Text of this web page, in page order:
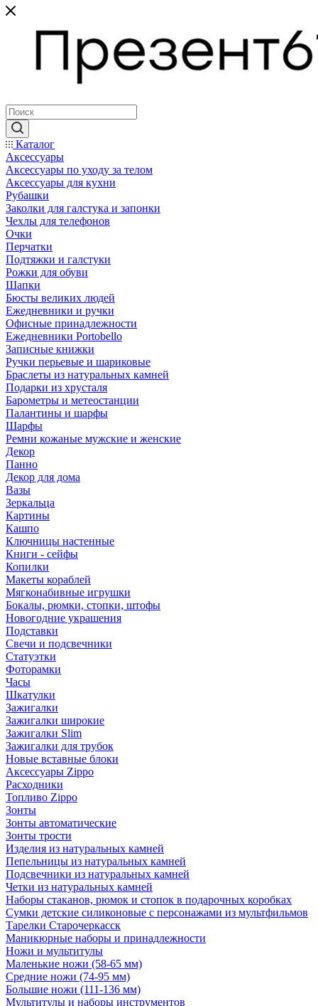
Каталог
Аксессуары
Аксессуары по уходу за телом
Аксессуары для кухни
Рубашки
Заколки для галстука и запонки
Чехлы для телефонов
Очки
Перчатки
Подтяжки и галстуки
Рожки для обуви
Шапки
Бюсты великих людей
Ежедневники и ручки
Офисные принадлежности
Ежедневники Portobello
Записные книжки
Ручки перьевые и шариковые
Браслеты из натуральных камней
Подарки из хрусталя
Барометры и метеостанции
Палантины и шарфы
Шарфы
Ремни кожаные мужские и женские
Декор
Панно
Декор для дома
Вазы
Зеркальца
Картины
Кашпо
Ключницы настенные
Книги - сейфы
Копилки
Макеты кораблей
Мягконабивные игрушки
Бокалы, рюмки, стопки, штофы
Новогодние украшения
Подставки
Свечи и подсвечники
Статуэтки
Фоторамки
Часы
Шкатулки
Зажигалки
Зажигалки широкие
Зажигалки Slim
Зажигалки для трубок
Новые вставные блоки
Аксессуары Zippo
Расходники
Топливо Zippo
Зонты
Зонты автоматические
Зонты трости
Изделия из натуральных камней
Пепельницы из натуральных камней
Подсвечники из натуральных камней
Четки из натуральных камней
Наборы стаканов, рюмок и стопок в подарочных коробках
Сумки детские силиконовые с персонажами из мультфильмов
Тарелки Старочеркасск
Маникюрные наборы и принадлежности
Ножи и мультитулы
Маленькие ножи (58-65 мм)
Средние ножи (74-95 мм)
Большие ножи (111-136 мм)
Мультитулы и наборы инструментов